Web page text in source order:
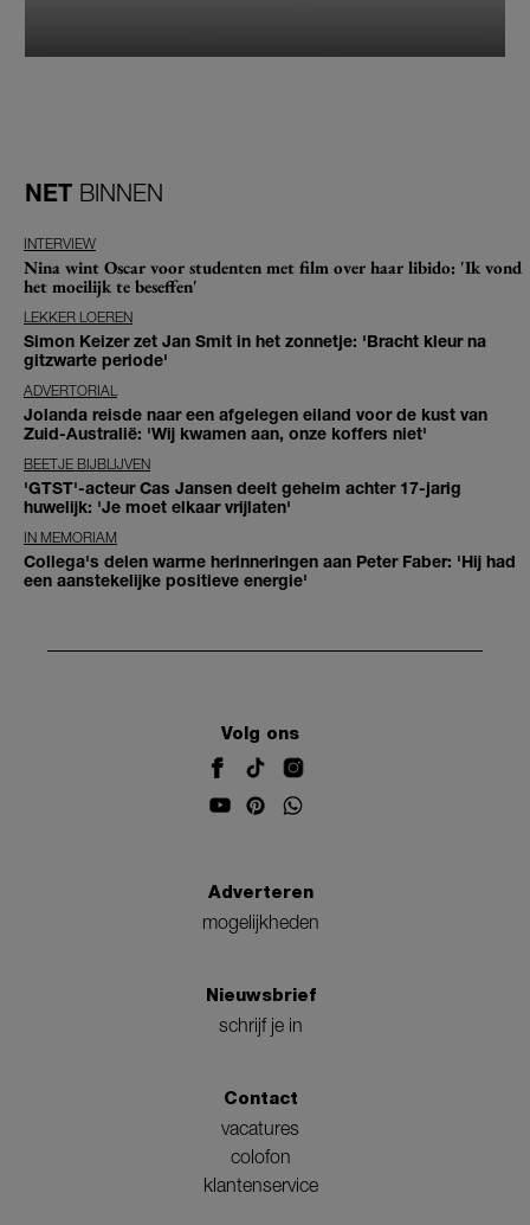
NET BINNEN
INTERVIEW
Nina wint Oscar voor studenten met film over haar libido: 'Ik vond
het moeilijk te beseffen'
LEKKER LOEREN
Simon Keizer zet Jan Smit in het zonnetje: 'Bracht kleur na
gitzwarte periode'
ADVERTORIAL
Jolanda reisde naar een afgelegen eiland voor de kust van
Zuid-Australië: 'Wij kwamen aan, onze koffers niet'
BEETJE BIJBLIJVEN
'GTST'-acteur Cas Jansen deelt geheim achter 17-jarig
huwelijk: 'Je moet elkaar vrijlaten'
IN MEMORIAM
Collega's delen warme herinneringen aan Peter Faber: 'Hij had
een aanstekelijke positieve energie'
Volg ons
Adverteren
mogelijkheden
Nieuwsbrief
schrijf je in
Contact
vacatures
colofon
klantenservice